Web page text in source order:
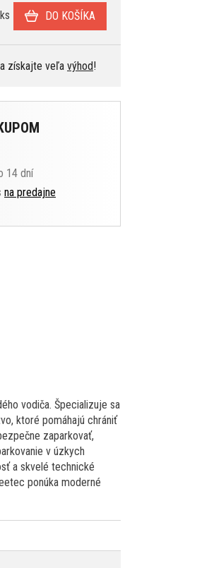
DO KOŠÍKA
získajte veľa výhod!
14 dní
na predajne
vodiča. Špecializuje sa
ktoré pomáhajú chrániť
zaparkovať,
v úzkych
a skvelé technické
ponúka moderné